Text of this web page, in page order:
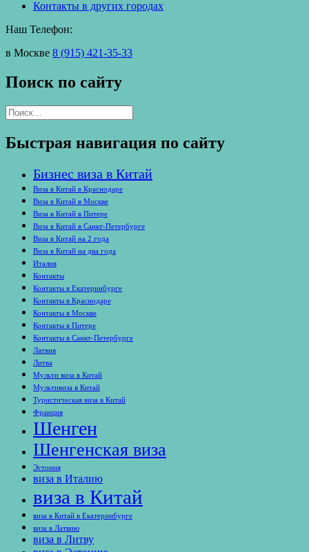
Контакты в других городах
Наш Телефон:
в Москве 8 (915) 421-35-33
Поиск по сайту
Найти:
Быстрая навигация по сайту
Бизнес виза в Китай
Виза в Китай в Краснодаре
Виза в Китай в Москве
Виза в Китай в Питере
Виза в Китай в Санкт-Петербурге
Виза в Китай на 2 года
Виза в Китай на два года
Италия
Контакты
Контакты в Екатеринбурге
Контакты в Краснодаре
Контакты в Москве
Контакты в Питере
Контакты в Санкт-Петербурге
Латвия
Литва
Мульти виза в Китай
Мультивиза в Китай
Туристическая виза в Китай
Франция
Шенген
Шенгенская виза
Эстония
виза в Италию
виза в Китай
виза в Китай в Екатеринбурге
виза в Латвию
виза в Литву